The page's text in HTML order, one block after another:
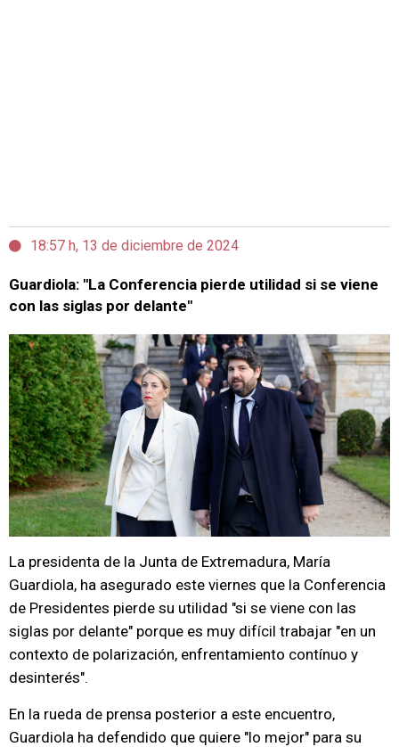
18:57 h, 13 de diciembre de 2024
Guardiola: "La Conferencia pierde utilidad si se viene
con las siglas por delante"
La presidenta de la Junta de Extremadura, María
Guardiola, ha asegurado este viernes que la Conferencia
de Presidentes pierde su utilidad "si se viene con las
siglas por delante" porque es muy difícil trabajar "en un
contexto de polarización, enfrentamiento contínuo y
desinterés".
En la rueda de prensa posterior a este encuentro,
Guardiola ha defendido que quiere "lo mejor" para su